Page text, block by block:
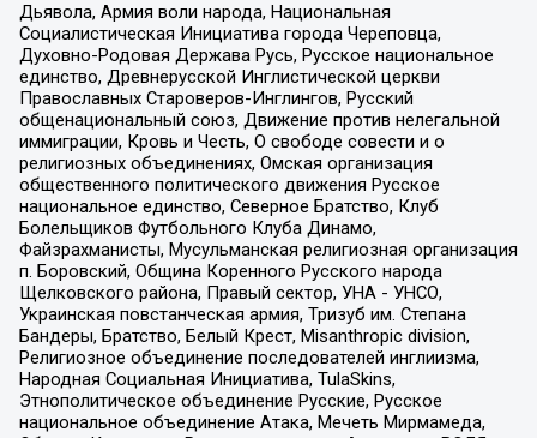
Дьявола, Армия воли народа, Национальная
Социалистическая Инициатива города Череповца,
Духовно-Родовая Держава Русь, Русское национальное
единство, Древнерусской Инглистической церкви
Православных Староверов-Инглингов, Русский
общенациональный союз, Движение против нелегальной
иммиграции, Кровь и Честь, О свободе совести и о
религиозных объединениях, Омская организация
общественного политического движения Русское
национальное единство, Северное Братство, Клуб
Болельщиков Футбольного Клуба Динамо,
Файзрахманисты, Мусульманская религиозная организация
п. Боровский, Община Коренного Русского народа
Щелковского района, Правый сектор, УНА - УНСО,
Украинская повстанческая армия, Тризуб им. Степана
Бандеры, Братство, Белый Крест, Misanthropic division,
Религиозное объединение последователей инглиизма,
Народная Социальная Инициатива, TulaSkins,
Этнополитическое объединение Русские, Русское
национальное объединение Атака, Мечеть Мирмамеда,